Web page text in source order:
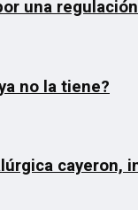
una
no la tiene?
cayeron,